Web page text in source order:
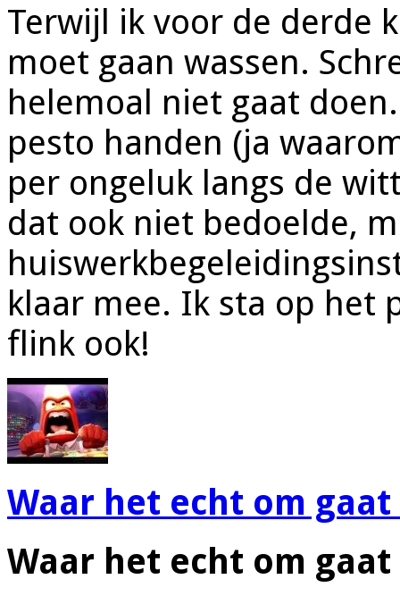
Terwijl ik voor de derde
moet gaan wassen.
helemoal niet gaat
pesto handen (ja
per ongeluk langs de
dat ook niet bedoelde,
klaar mee. Ik sta op het
flink ook!
Waar het echt om
Waar het echt om